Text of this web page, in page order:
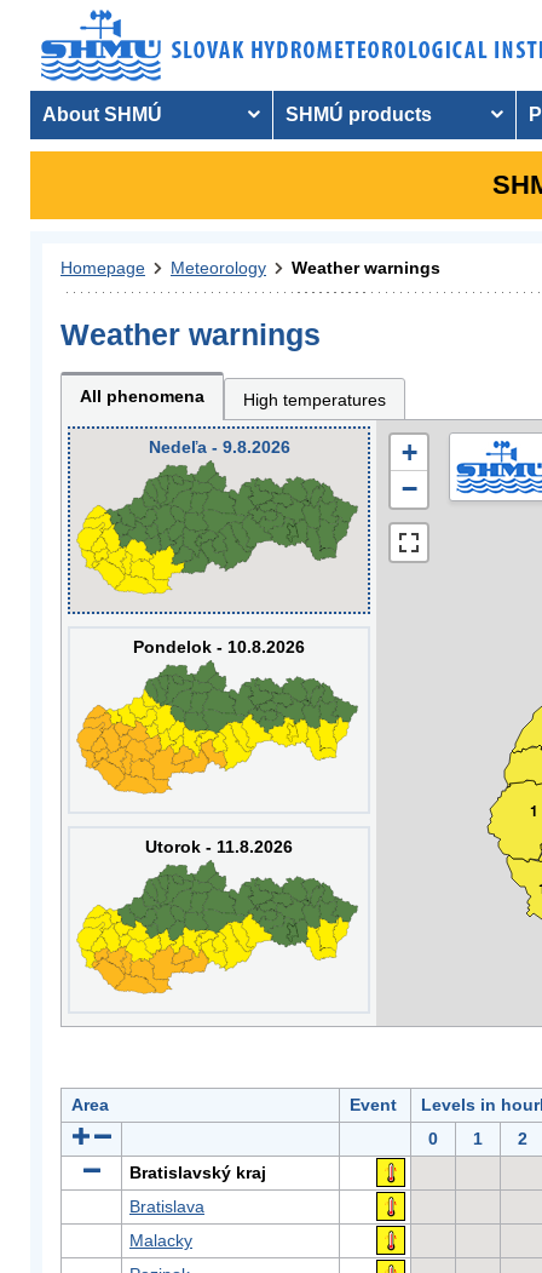
About SHMÚ SHMÚ products
Homepage Meteorology Weather warnings
Weather warnings
All phenomena High temperatures
Nedeľa - 9.8.2026
Pondelok - 10.8.2026
Utorok - 11.8.2026
1
+
−
Area Event
Levels in
0
1
2
Bratislavský kraj
Bratislava
Malacky